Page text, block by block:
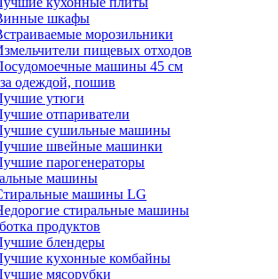
шкафы
морозильники
пищевых отходов
машины 45 см
одеждой, пошив
утюги
отпариватели
сушильные машины
швейные машинки
парогенераторы
машины
машины LG
стиральные машины
продуктов
блендеры
кухонные комбайны
мясорубки